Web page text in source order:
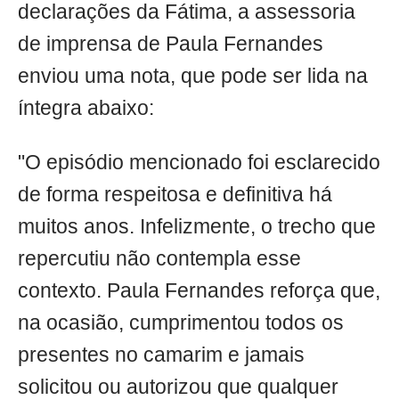
declarações da Fátima, a assessoria
de imprensa de Paula Fernandes
enviou uma nota, que pode ser lida na
íntegra abaixo:
"O episódio mencionado foi esclarecido
de forma respeitosa e definitiva há
muitos anos. Infelizmente, o trecho que
repercutiu não contempla esse
contexto. Paula Fernandes reforça que,
na ocasião, cumprimentou todos os
presentes no camarim e jamais
solicitou ou autorizou que qualquer